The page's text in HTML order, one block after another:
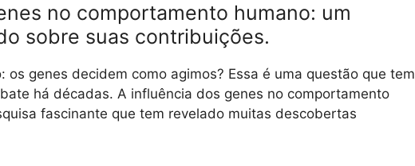
no comportamento humano: um
sobre suas contribuições.
os genes decidem como agimos? Essa é uma questão que tem
há décadas. A influência dos genes no comportamento
fascinante que tem revelado muitas descobertas